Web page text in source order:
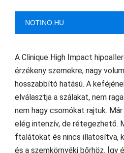
NOTINO.HU
A Clinique High Impact
érzékeny szemekre, nagy
hosszabbító hatású. A
elválasztja a szálakat, nem
nem hagy csomókat rajtuk.
elég intenzív, de rétegezhető.
ftalátokat és nincs illatosítva,
és a szemkörnyéki bőrhöz. Így